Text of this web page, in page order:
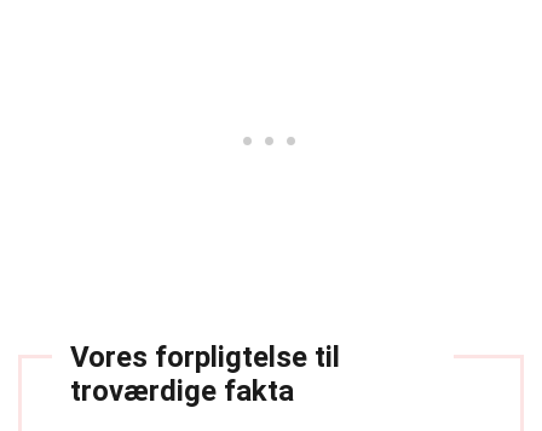
Vores forpligtelse til
troværdige fakta